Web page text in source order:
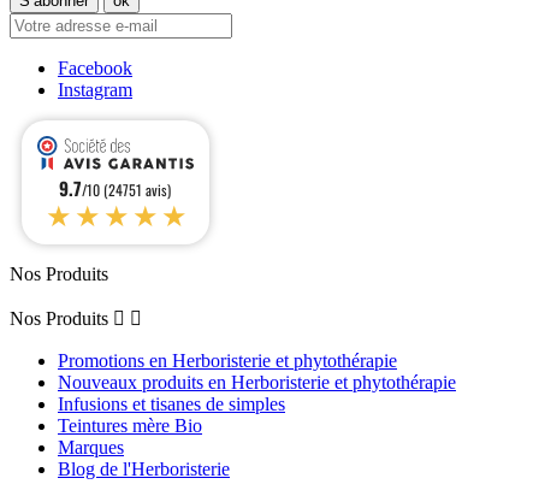
Facebook
Instagram
9.7/10 (24751 avis)
★★★★★
Nos Produits
Nos Produits  
Promotions en Herboristerie et phytothérapie
Nouveaux produits en Herboristerie et phytothérapie
Infusions et tisanes de simples
Teintures mère Bio
Marques
Blog de l'Herboristerie